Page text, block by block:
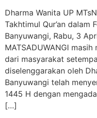
Dharma Wanita UP
Takhtimul Qur’an dalam
Banyuwangi, Rabu, 3
MATSADUWANGI
dari masyarakat
diselenggarakan oleh
Banyuwangi telah
1445 H dengan
[…]